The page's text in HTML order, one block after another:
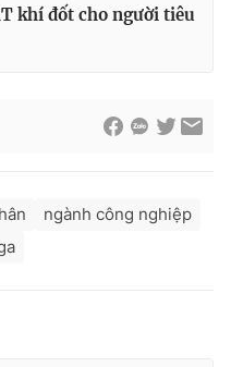
khí đốt cho người tiêu
ngành công nghiệp